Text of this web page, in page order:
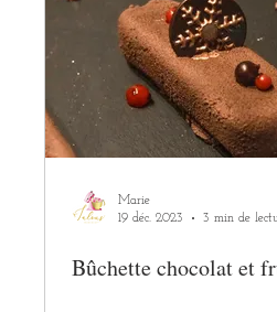
Marie
19 déc. 2023
3 min de
Bûchette chocolat et